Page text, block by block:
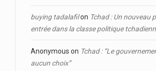
buying tadalafilon Tchad : Un nouveau
entrée dans la classe politique
Anonymous on Tchad : ‘’Le
aucun choix’’